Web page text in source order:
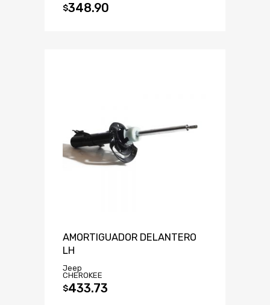
$348.90
AMORTIGUADOR DELANTERO
LH
Jeep
CHEROKEE
$433.73